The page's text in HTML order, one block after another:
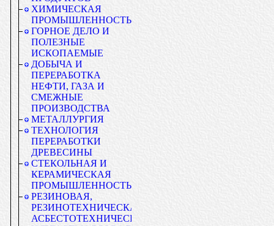
ХИМИЧЕСКАЯ
ПРОМЫШЛЕННОСТЬ
ГОРНОЕ ДЕЛО И
ПОЛЕЗНЫЕ
ИСКОПАЕМЫЕ
ДОБЫЧА И
ПЕРЕРАБОТКА
НЕФТИ, ГАЗА И
СМЕЖНЫЕ
ПРОИЗВОДСТВА
МЕТАЛЛУРГИЯ
ТЕХНОЛОГИЯ
ПЕРЕРАБОТКИ
ДРЕВЕСИНЫ
СТЕКОЛЬНАЯ И
КЕРАМИЧЕСКАЯ
ПРОМЫШЛЕННОСТЬ
РЕЗИНОВАЯ,
РЕЗИНОТЕХНИЧЕСКАЯ,
АСБЕСТОТЕХНИЧЕСКАЯ